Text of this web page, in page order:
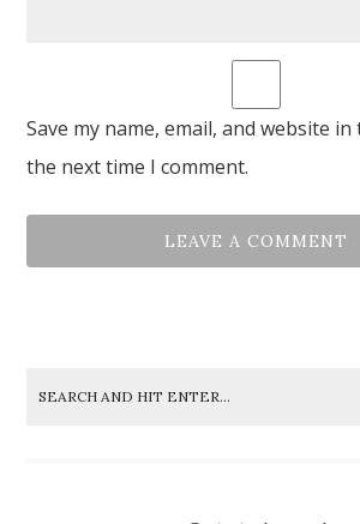
Save my name, email, and website
the next time I comment.